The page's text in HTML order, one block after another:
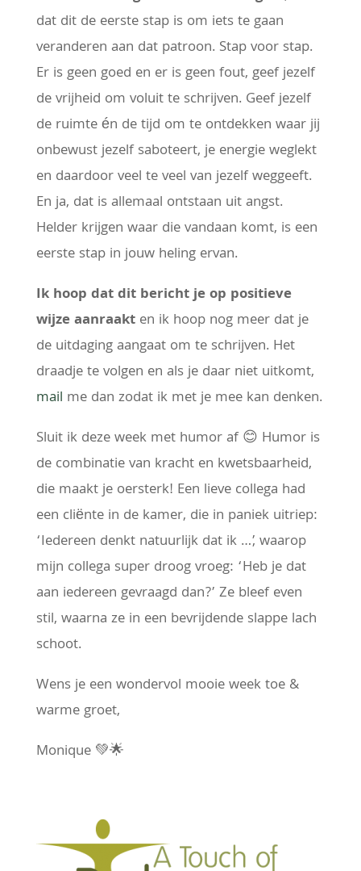
dat dit de eerste stap is om iets te gaan
veranderen aan dat patroon. Stap voor stap.
Er is geen goed en er is geen fout, geef jezelf
de vrijheid om voluit te schrijven. Geef jezelf
de ruimte én de tijd om te ontdekken waar jij
onbewust jezelf saboteert, je energie weglekt
en daardoor veel te veel van jezelf weggeeft.
En ja, dat is allemaal ontstaan uit angst.
Helder krijgen waar die vandaan komt, is een
eerste stap in jouw heling ervan.
Ik hoop dat dit bericht je op positieve
wijze aanraakten ik hoop nog meer dat je
de uitdaging aangaat om te schrijven. Het
draadje te volgen en als je daar niet uitkomt,
mail me dan zodat ik met je mee kan denken.
Sluit ik deze week met humor af 😊 Humor is
de combinatie van kracht en kwetsbaarheid,
die maakt je oersterk! Een lieve collega had
een cliënte in de kamer, die in paniek uitriep:
‘Iedereen denkt natuurlijk dat ik …’, waarop
mijn collega super droog vroeg: ‘Heb je dat
aan iedereen gevraagd dan?’ Ze bleef even
stil, waarna ze in een bevrijdende slappe lach
schoot.
Wens je een wondervol mooie week toe &
warme groet,
Monique 💚🌟